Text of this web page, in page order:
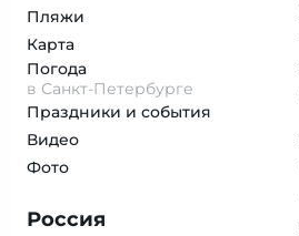
Пляжи
Карта
Погода
в Санкт-Петербурге
Праздники и события
Видео
Фото
Россия